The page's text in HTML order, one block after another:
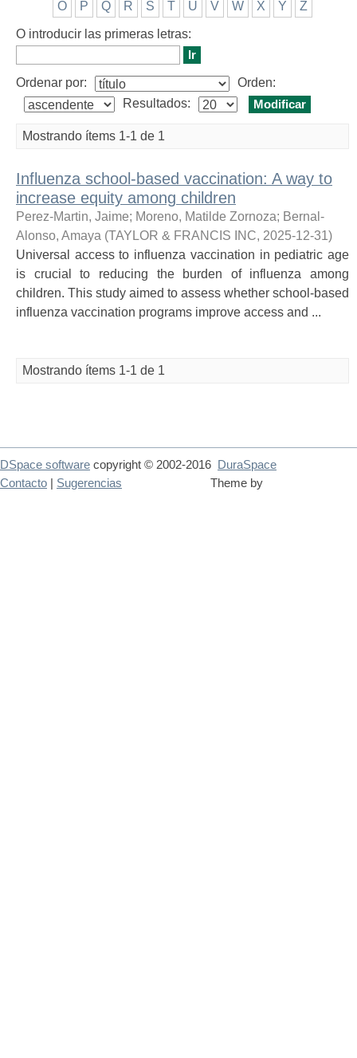
O P Q R S T U V W X Y Z
O introducir las primeras letras:
Ordenar por:
Orden:
Resultados:
Mostrando ítems 1-1 de 1
Influenza school-based vaccination: A way to
increase equity among children
Perez-Martin, Jaime; Moreno, Matilde Zornoza; Bernal-
Alonso, Amaya (TAYLOR & FRANCIS INC, 2025-12-31)
Universal access to influenza vaccination in pediatric age
is crucial to reducing the burden of influenza among
children. This study aimed to assess whether school-based
influenza vaccination programs improve access and ...
Mostrando ítems 1-1 de 1
DSpace software copyright © 2002-2016
DuraSpace
Theme by
Contacto Sugerencias